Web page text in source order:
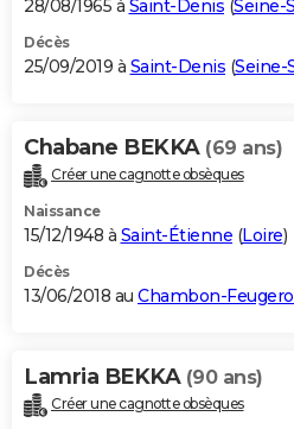
28/08/1965 à Saint-Denis (Seine-
Décès
25/09/2019 à Saint-Denis (Seine-
Chabane BEKKA (69 ans)
Créer une cagnotte obsèques
Naissance
15/12/1948 à Saint-Étienne (Loire)
Décès
13/06/2018 au Chambon-
Lamria BEKKA (90 ans)
Créer une cagnotte obsèques